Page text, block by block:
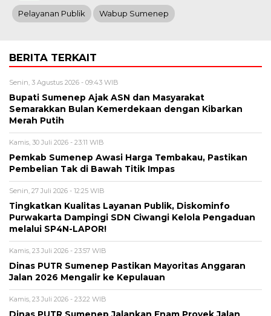
Pelayanan Publik Wabup Sumenep
BERITA TERKAIT
Senin, 3 Agustus 2026 - 09:43 WIB
Bupati Sumenep Ajak ASN dan Masyarakat
Semarakkan Bulan Kemerdekaan dengan Kibarkan
Merah Putih
Kamis, 30 Juli 2026 - 23:11 WIB
Pemkab Sumenep Awasi Harga Tembakau, Pastikan
Pembelian Tak di Bawah Titik Impas
Senin, 27 Juli 2026 - 12:25 WIB
Tingkatkan Kualitas Layanan Publik, Diskominfo
Purwakarta Dampingi SDN Ciwangi Kelola Pengaduan
melalui SP4N-LAPOR!
Kamis, 23 Juli 2026 - 23:57 WIB
Dinas PUTR Sumenep Pastikan Mayoritas Anggaran
Jalan 2026 Mengalir ke Kepulauan
Kamis, 23 Juli 2026 - 23:22 WIB